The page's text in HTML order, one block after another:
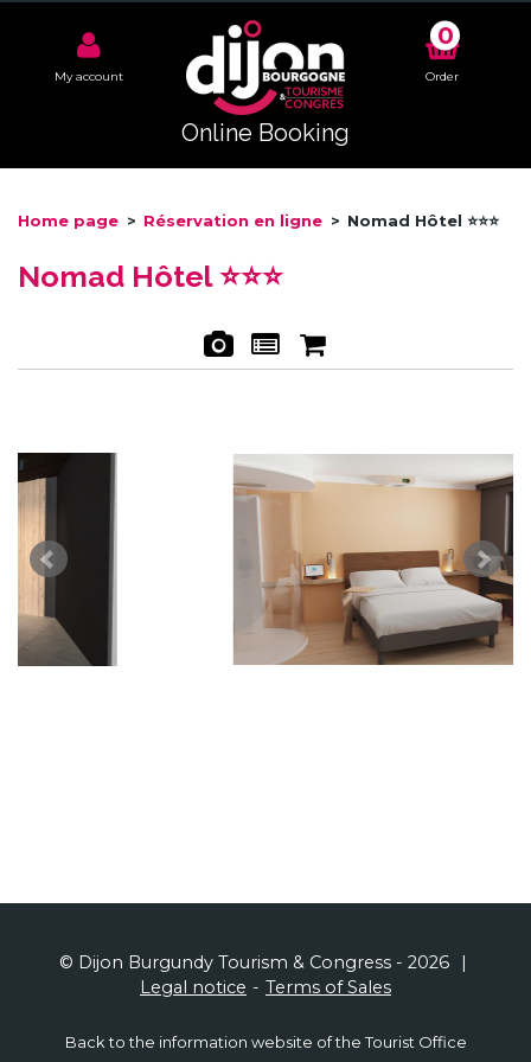
Online Booking
My account Order
0
Home page > Réservation en ligne > Nomad Hôtel ⭐⭐⭐
Nomad Hôtel ⭐⭐⭐
© Dijon Burgundy Tourism & Congress - 2026
Legal notice
Terms of Sales
Back to the information website of the Tourist Office